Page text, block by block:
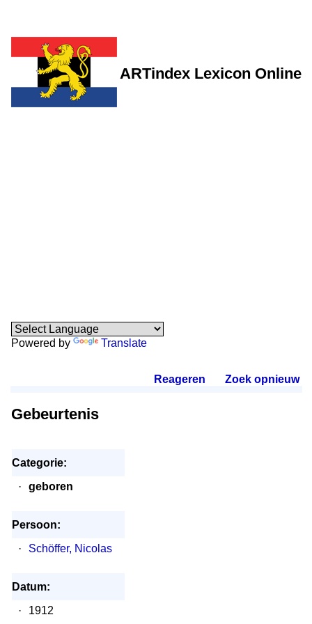
ARTindex Lexicon Online
Powered by Translate
Reageren Zoek opnieuw.
Gebeurtenis
Categorie:
·
geboren
Persoon:
·
Schöffer, Nicolas
Datum:
·
1912